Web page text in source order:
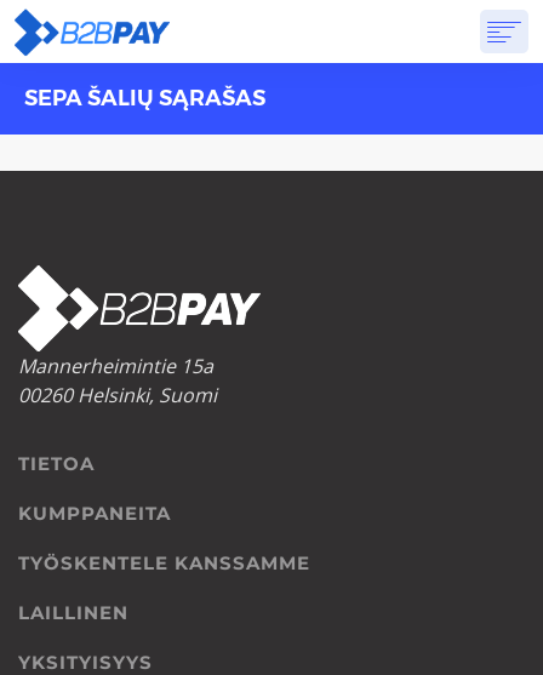
TIETOARATKAISUTVIRTUAALIPANKKIHINNOITTELU
SEPA ŠALIŲ SĄRAŠAS
Mannerheimintie 15a
00260 Helsinki, Suomi
TIETOA
KUMPPANEITA
TYÖSKENTELE KANSSAMME
LAILLINEN
YKSITYISYYS